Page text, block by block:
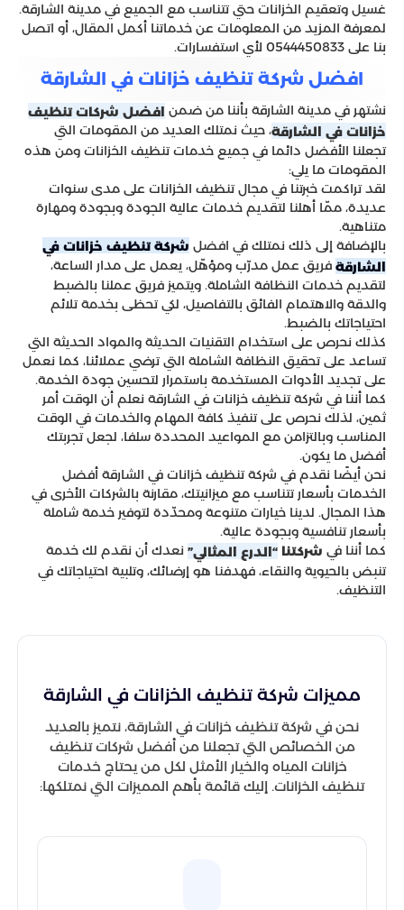
غسيل وتعقيم الخزانات حتي تتناسب مع الجميع في مدينة الشارقة.
لمعرفة المزيد من المعلومات عن خدماتنا أكمل المقال، أو اتصل
بنا على 0544450833 لأي استفسارات.
افضل شركة تنظيف خزانات في الشارقة
نشتهر في مدينة الشارقة بأننا من ضمن افضل شركات تنظيف
خزانات في الشارقة، حيث نمتلك العديد من المقومات التي
تجعلنا الأفضل دائما في جميع خدمات تنظيف الخزانات ومن هذه
المقومات ما يلي:
لقد تراكمت خبرتنا في مجال تنظيف الخزانات على مدى سنوات
عديدة، ممّا أهلنا لتقديم خدمات عالية الجودة وبجودة ومهارة
متناهية.
بالإضافة إلى ذلك نمتلك في افضل شركة تنظيف خزانات في
الشارقة فريق عمل مدرّب ومؤهّل، يعمل على مدار الساعة،
لتقديم خدمات النظافة الشاملة. ويتميز فريق عملنا بالضبط
والدقة والاهتمام الفائق بالتفاصيل، لكي تحظى بخدمة تلائم
احتياجاتك بالضبط.
كذلك نحرص على استخدام التقنيات الحديثة والمواد الحديثة التي
تساعد على تحقيق النظافة الشاملة التي ترضي عملائنا، كما نعمل
على تجديد الأدوات المستخدمة باستمرار لتحسين جودة الخدمة.
كما أننا في شركة تنظيف خزانات في الشارقة نعلم أن الوقت أمر
ثمين، لذلك نحرص على تنفيذ كافة المهام والخدمات في الوقت
المناسب وبالتزامن مع المواعيد المحددة سلفا، لجعل تجربتك
أفضل ما يكون.
نحن أيضًا نقدم في شركة تنظيف خزانات في الشارقة أفضل
الخدمات بأسعار تتناسب مع ميزانيتك، مقارنة بالشركات الأخرى في
هذا المجال. لدينا خيارات متنوعة ومحدّدة لتوفير خدمة شاملة
بأسعار تنافسية وبجودة عالية.
كما أننا في شركتنا “الدرع المثالي” نعدك أن نقدم لك خدمة
تنبض بالحيوية والنقاء، فهدفنا هو إرضائك، وتلبية احتياجاتك في
التنظيف.
مميزات شركة تنظيف الخزانات في الشارقة
نحن في شركة تنظيف خزانات في الشارقة، نتميز بالعديد
من الخصائص التي تجعلنا من أفضل شركات تنظيف
خزانات المياه والخيار الأمثل لكل من يحتاج خدمات
تنظيف الخزانات. إليك قائمة بأهم المميزات التي نمتلكها: